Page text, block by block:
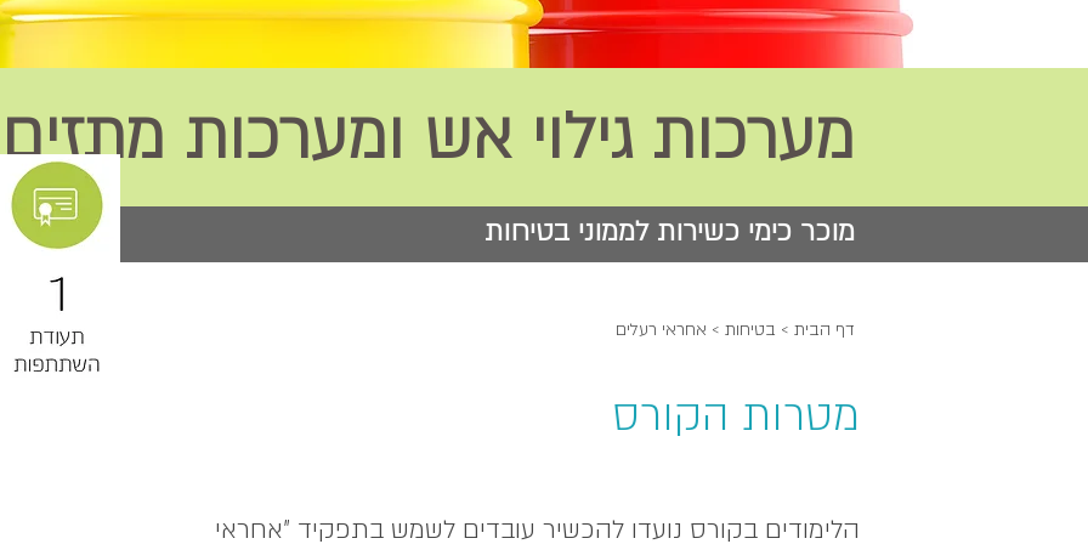
מוכר כימי כשירות לממוני בטיחות
מערכות גילוי אש ומערכות מתזים
דף הבית > בטיחות > אחראי רעלים
מטרות הקורס
הלימודים בקורס נועדו להכשיר עובדים לשמש בתפקיד "אחראי